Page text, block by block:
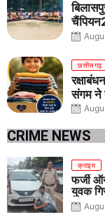
तीनों
छत्तीसगढ़
संगम ने
CRIME NEWS
क्राइम
फर्जी
युवक